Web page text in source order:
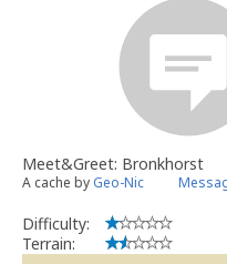
Meet&Greet: Bronkhorst
A cache by Geo-Nic
Difficulty:
Terrain: